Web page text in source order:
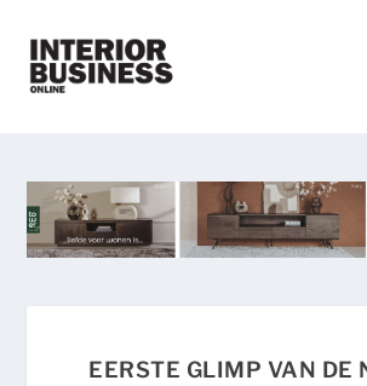
EERSTE GLIMP VAN DE